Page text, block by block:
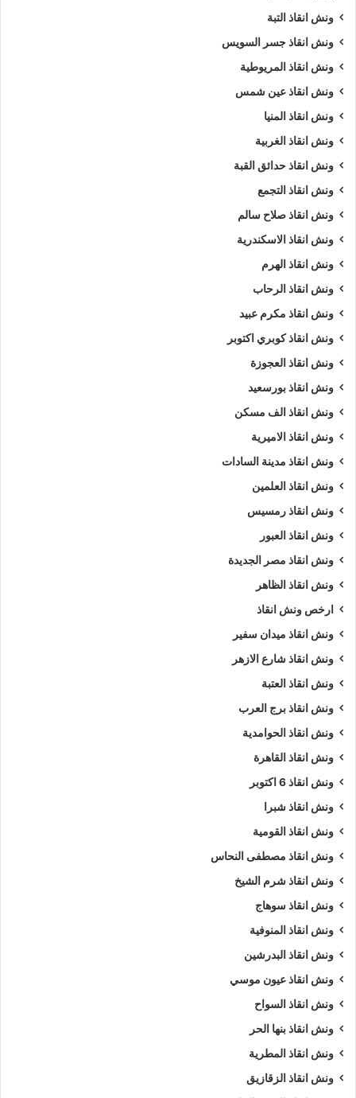
ونش انقاذ التبة
ونش انقاذ جسر السويس
ونش انقاذ المريوطية
ونش انقاذ عين شمس
ونش انقاذ المنيا
ونش انقاذ الغربية
ونش انقاذ حدائق القبة
ونش انقاذ التجمع
ونش انقاذ صلاح سالم
ونش انقاذ الاسكندرية
ونش انقاذ الهرم
ونش انقاذ الرحاب
ونش انقاذ مكرم عبيد
ونش انقاذ كوبري اكتوبر
ونش انقاذ العجوزة
ونش انقاذ بورسعيد
ونش انقاذ الف مسكن
ونش انقاذ الاميرية
ونش انقاذ مدينة السادات
ونش انقاذ العلمين
ونش انقاذ رمسيس
ونش انقاذ العبور
ونش انقاذ مصر الجديدة
ونش انقاذ الظاهر
ارخص ونش انقاذ
ونش انقاذ ميدان سفير
ونش انقاذ شارع الازهر
ونش انقاذ العتبة
ونش انقاذ برج العرب
ونش انقاذ الحوامدية
ونش انقاذ القاهرة
ونش انقاذ 6 اكتوبر
ونش انقاذ شبرا
ونش انقاذ القومية
ونش انقاذ مصطفى النحاس
ونش انقاذ شرم الشيخ
ونش انقاذ سوهاج
ونش انقاذ المنوفية
ونش انقاذ البدرشين
ونش انقاذ عيون موسي
ونش انقاذ السواح
ونش انقاذ بنها الحر
ونش انقاذ المطرية
ونش انقاذ الزقازيق